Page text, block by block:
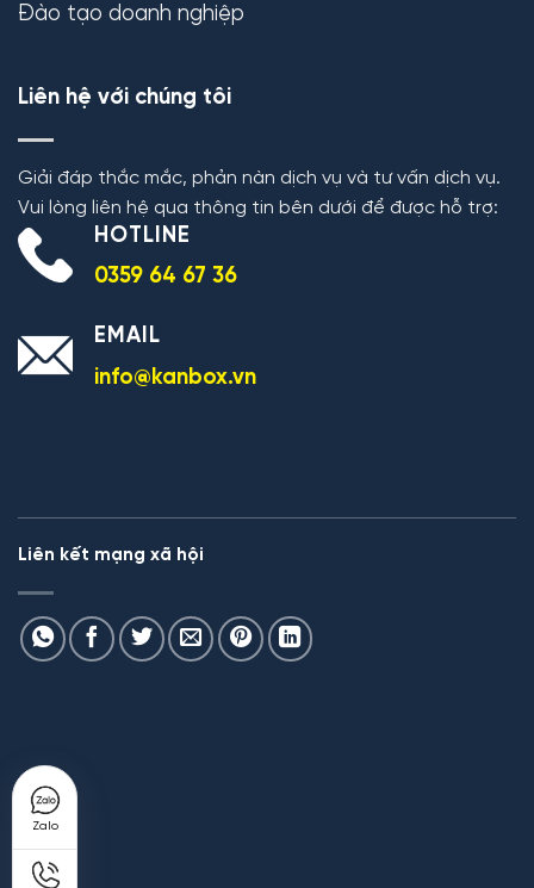
Zalo
Đào tạo doanh nghiệp
Liên hệ với chúng tôi
Giải đáp thắc mắc, phản nàn dịch vụ và tư vấn dịch vụ.
Vui lòng liên hệ qua thông tin bên dưới để được hỗ trợ:
HOTLINE
0359 64 67 36
EMAIL
info@kanbox.vn
Liên kết mạng xã hội